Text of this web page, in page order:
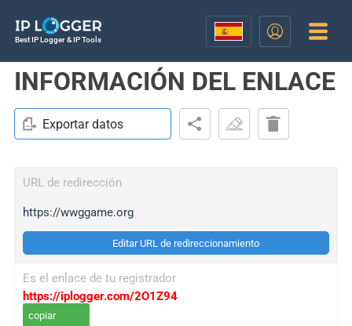
Best IP Logger & IP Tools
INFORMACIÓN DEL ENLACE
Exportar datos
URL de redirección
https://wwggame.org
Editar URL de redireccionamiento
Es el enlace de tu registrador
https://iplogger.com/2O1Z94
copiar